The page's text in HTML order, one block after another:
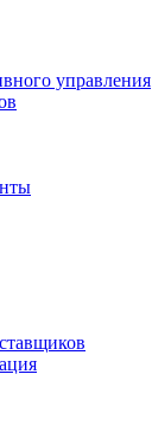
управления